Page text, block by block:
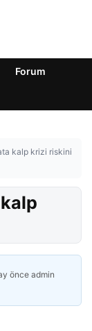
Forum
kalp krizi riskini
önce admin